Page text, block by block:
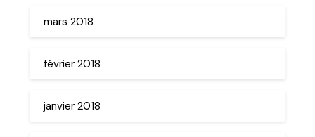
mars 2018
février 2018
janvier 2018